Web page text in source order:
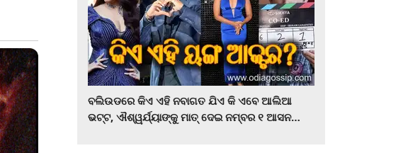
ବଲିଉଡରେ କିଏ ଏହି ନବାଗତ ଯିଏ କି ଏବେ ଆଲିଆ
ଭଟ୍ଟ, ଐଶ୍ୱର୍ଯ୍ୟାଙ୍କୁ ମାତ୍‌ ଦେଇ ନମ୍ବର ୧ ଆସନ